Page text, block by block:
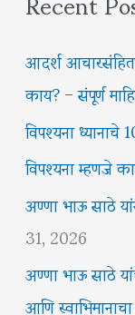
आदर्श
काय? – संपूर्ण
विपश्यना
विपश्यना म्हणजे
अण्णा भाऊ साठे
31, 2026
अण्णा भाऊ साठे